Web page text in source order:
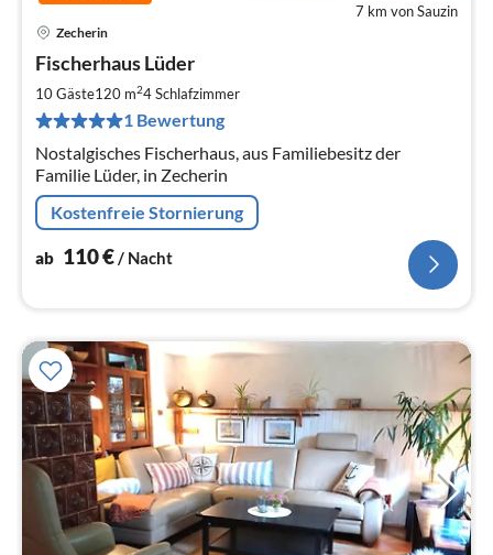
7 km von Sauzin
Zecherin
Fischerhaus Lüder
10 Gäste120 m24Schlafzimmer
1 Bewertung
Nostalgisches Fischerhaus, aus Familiebesitz der
Familie Lüder, in Zecherin
Kostenfreie Stornierung
ab 110€/ Nacht